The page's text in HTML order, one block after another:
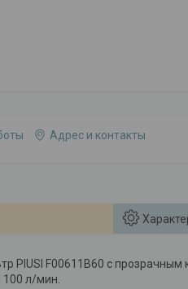
Адрес и контакты
PIUSI F00611B60 с
100 л/мин.